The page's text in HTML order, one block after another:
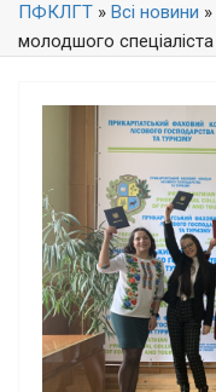
ПФКЛГТ » Всі новини »
молодшого спеціаліста